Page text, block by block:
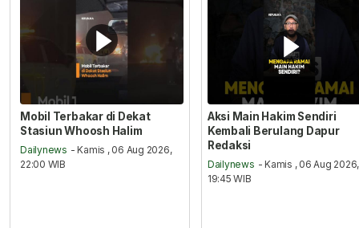
Mobil Terbakar di Dekat
Stasiun Whoosh Halim
Dailynews - Kamis , 06 Aug 2026,
22:00 WIB
Aksi Main Hakim Sendiri
Kembali Berulang Dapur
Redaksi
Dailynews - Kamis , 06 Aug 2026,
19:45 WIB